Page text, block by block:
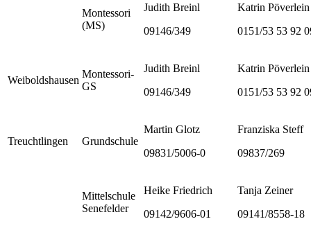
Montessori
(MS)
Judith Breinl
09146/349
Katrin Pöverlein
0151/53 53 92
Weiboldshausen
Montessori-
GS
Judith Breinl
09146/349
Katrin Pöverlein
0151/53 53 92
Treuchtlingen Grundschule
Martin Glotz
09831/5006-0
Franziska Steff
09837/269
Mittelschule
Senefelder
Heike Friedrich
09142/9606-01
Tanja Zeiner
09141/8558-18